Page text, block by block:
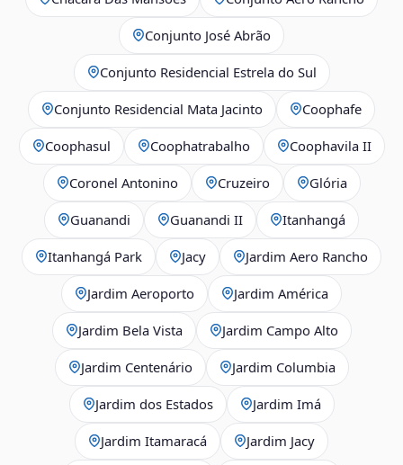
Conjunto José Abrão
Conjunto Residencial Estrela do Sul
Conjunto Residencial Mata Jacinto Coophafe
Coophasul Coophatrabalho Coophavila II
Coronel Antonino Cruzeiro Glória
Guanandi Guanandi II Itanhangá
Itanhangá Park Jacy Jardim Aero Rancho
Jardim Aeroporto Jardim América
Jardim Bela Vista Jardim Campo Alto
Jardim Centenário Jardim Columbia
Jardim dos Estados Jardim Imá
Jardim Itamaracá Jardim Jacy